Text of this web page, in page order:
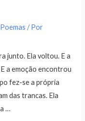
/ Por
junto. Ela voltou. E a
a emoção encontrou
fez-se a própria
das trancas. Ela
…